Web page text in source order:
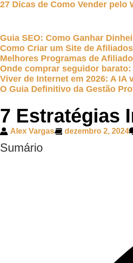
27 Dicas de Como Vender pelo
Guia SEO: Como Ganhar
Como Criar um Site de
Melhores Programas de
Onde comprar seguidor
Viver de Internet em 2026: A
O Guia Definitivo da Gestão
7 Estratégias
Alex Vargas dezembro 2, 2024
Sumário